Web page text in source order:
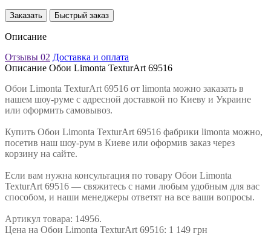
Заказать Быстрый заказ
Описание
Отзывы 02 Доставка и оплата
Описание Обои Limonta TexturArt 69516
Обои Limonta TexturArt 69516 от limonta можно заказать в
нашем шоу-руме с адресной доставкой по Киеву и Украине
или оформить самовывоз.
Купить Обои Limonta TexturArt 69516 фабрики limonta можно,
посетив наш шоу-рум в Киеве или оформив заказ через
корзину на сайте.
Если вам нужна консультация по товару Обои Limonta
TexturArt 69516 — свяжитесь с нами любым удобным для вас
способом, и наши менеджеры ответят на все ваши вопросы.
Артикул товара: 14956.
Цена на Обои Limonta TexturArt 69516: 1 149 грн